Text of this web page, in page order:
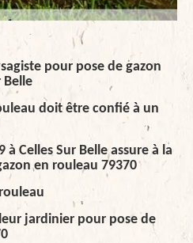
pour pose de gazon
Belle
doit être confié à un
Celles Sur Belle assure à la
en rouleau 79370
jardinier pour pose de